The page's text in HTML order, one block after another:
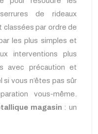
de rideaux
classées par ordre de
les plus simples et
interventions plus
avec précaution et
vous n’êtes pas sûr
vous-même.
magasin : un